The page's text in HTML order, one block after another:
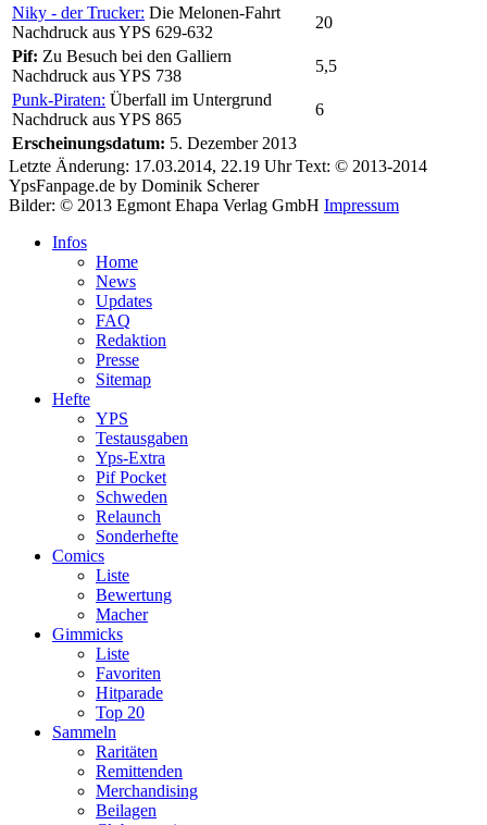
Niky - der Trucker: Die Melonen-Fahrt
Nachdruck aus YPS 629-632
20
Pif: Zu Besuch bei den Galliern
Nachdruck aus YPS 738
5,5
Punk-Piraten: Überfall im Untergrund
Nachdruck aus YPS 865
6
Erscheinungsdatum: 5. Dezember 2013
Letzte Änderung: 17.03.2014, 22.19 Uhr Text: © 2013-2014
YpsFanpage.de by Dominik Scherer
Bilder: © 2013 Egmont Ehapa Verlag GmbH Impressum
Infos
Home
News
Updates
FAQ
Redaktion
Presse
Sitemap
Hefte
YPS
Testausgaben
Yps-Extra
Pif Pocket
Schweden
Relaunch
Sonderhefte
Comics
Liste
Bewertung
Macher
Gimmicks
Liste
Favoriten
Hitparade
Top 20
Sammeln
Raritäten
Remittenden
Merchandising
Beilagen